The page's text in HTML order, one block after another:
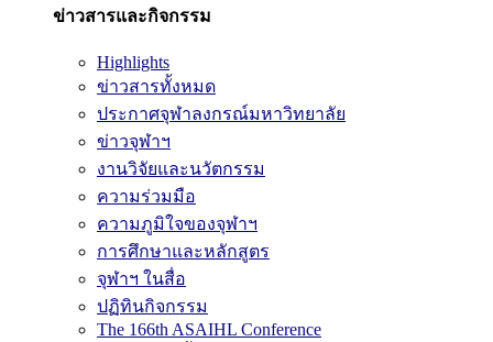
ข่าวสารและกิจกรรม
Highlights
ข่าวสารทั้งหมด
ประกาศจุฬาลงกรณ์มหาวิทยาลัย
ข่าวจุฬาฯ
งานวิจัยและนวัตกรรม
ความร่วมมือ
ความภูมิใจของจุฬาฯ
การศึกษาและหลักสูตร
จุฬาฯ ในสื่อ
ปฏิทินกิจกรรม
The 166th ASAIHL Conference